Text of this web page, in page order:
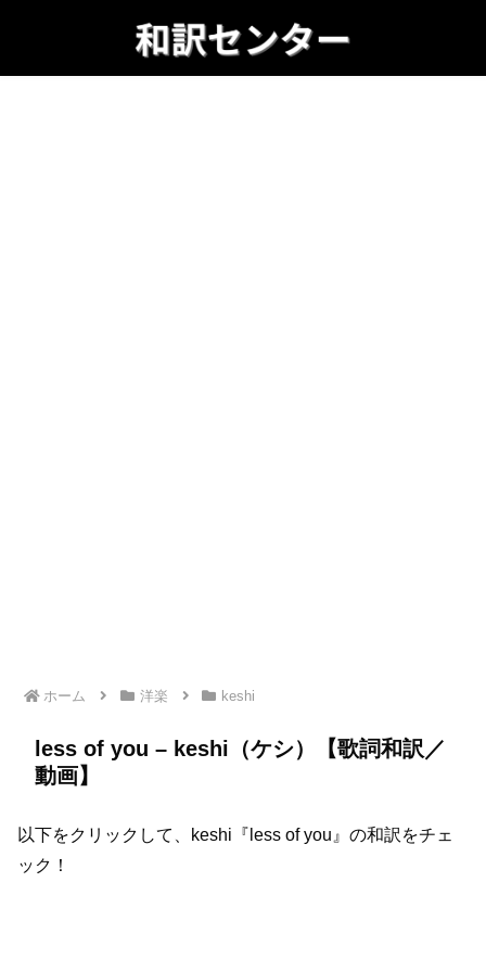
ホーム 洋楽 keshi
less of you – keshi（ケシ）【歌詞和訳／
動画】
以下をクリックして、keshi『less of you』の和訳をチェ
ック！